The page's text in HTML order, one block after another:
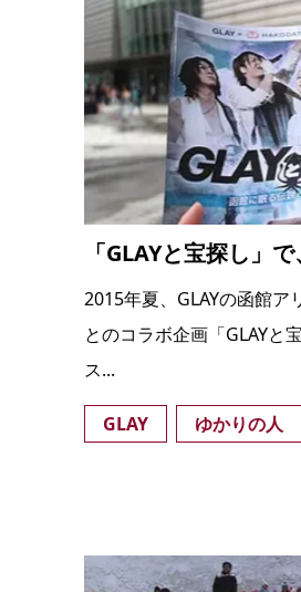
「GLAYと宝探し」
2015年夏、GLAYの函館
とのコラボ企画「GLAYと
ス...
GLAY ゆかりの人